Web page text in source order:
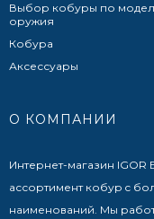
Выбор кобуры по
оружия
Кобура
Аксессуары
О КОМПАНИИ
Интернет-магазин
ассортимент кобур c
наименований. Мы